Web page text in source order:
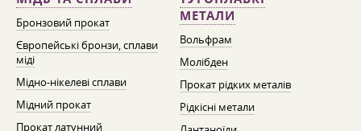
Бронзовий прокат
Європейські бронзи, сплави
міді
Мідно-нікелеві сплави
Мідний прокат
Прокат латунний
МЕТАЛИ
Вольфрам
Молібден
Прокат рідких металів
Рідкісні метали